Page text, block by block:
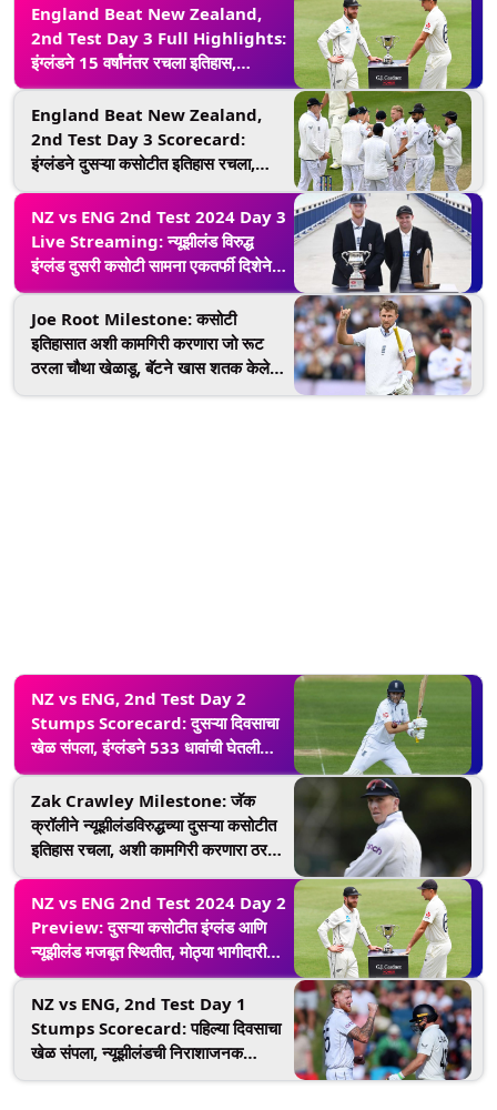
England Beat New Zealand,
2nd Test Day 3 Full Highlights:
इंग्लंडने 15 वर्षांनंतर रचला इतिहास,
न्यूझीलंडचा 323 धावांनी पराभव करून
जिंकली मालिका; येथे NZ विरुद्ध ENG
सामन्याचे हायलाइट पहा
England Beat New Zealand,
2nd Test Day 3 Scorecard:
इंग्लंडने दुसऱ्या कसोटीत इतिहास रचला,
मालिकेत 2-0 अशी घेतली अभेद्य आघाडी;
येथे पाहा NZ विरुद्ध ENG सामन्याचे
स्कोअरकार्ड
NZ vs ENG 2nd Test 2024 Day 3
Live Streaming: न्यूझीलंड विरुद्ध
इंग्लंड दुसरी कसोटी सामना एकतर्फी दिशेने,
येथे जाणून घ्या सामन्याच्या तिसऱ्या दिवसाचे
थेट प्रक्षेपण कधी, कुठे आणि कसे पहावे
Joe Root Milestone: कसोटी
इतिहासात अशी कामगिरी करणारा जो रूट
ठरला चौथा खेळाडू, बॅटने खास शतक केले
NZ vs ENG, 2nd Test Day 2
Stumps Scorecard: दुसऱ्या दिवसाचा
खेळ संपला, इंग्लंडने 533 धावांची घेतली
आघाडी, जेकब बेथेल आणि बेन डकेट यांची
शतके हुकली; येथे स्कोअरकार्ड पहा
Zak Crawley Milestone: जॅक
क्रॉलीने न्यूझीलंडविरुद्धच्या दुसऱ्या कसोटीत
इतिहास रचला, अशी कामगिरी करणारा ठरला
NZ vs ENG 2nd Test 2024 Day 2
Preview: दुसऱ्या कसोटीत इंग्लंड आणि
न्यूझीलंड मजबूत स्थितीत, मोठ्या भागीदारीची
गरज आहे, खेळपट्टीचा अहवाल, हवामान
स्थिती, मिनी लढाई, दुस-या दिवसाचा लाईव्ह
स्ट्रिमींग घ्या जाणून
NZ vs ENG, 2nd Test Day 1
Stumps Scorecard: पहिल्या दिवसाचा
खेळ संपला, न्यूझीलंडची निराशाजनक